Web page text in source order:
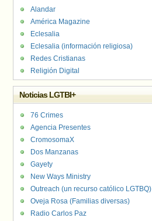
Alandar
América Magazine
Eclesalia
Eclesalia (información religiosa)
Redes Cristianas
Religión Digital
Noticias LGTBI+
76 Crimes
Agencia Presentes
CromosomaX
Dos Manzanas
Gayety
New Ways Ministry
Outreach (un recurso católico LGTBQ)
Oveja Rosa (Familias diversas)
Radio Carlos Paz